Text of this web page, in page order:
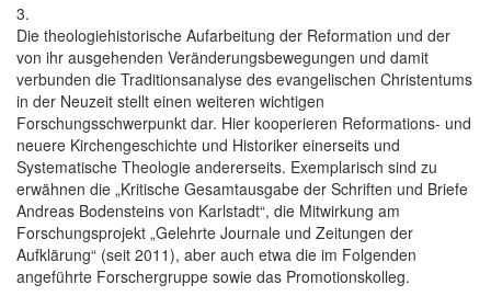
3.
Die theologiehistorische Aufarbeitung der Reformation und der
von ihr ausgehenden Veränderungsbewegungen und damit
verbunden die Traditionsanalyse des evangelischen Christentums
in der Neuzeit stellt einen weiteren wichtigen
Forschungsschwerpunkt dar. Hier kooperieren Reformations- und
neuere Kirchengeschichte und Historiker einerseits und
Systematische Theologie andererseits. Exemplarisch sind zu
erwähnen die „Kritische Gesamtausgabe der Schriften und Briefe
Andreas Bodensteins von Karlstadt“, die Mitwirkung am
Forschungsprojekt „Gelehrte Journale und Zeitungen der
Aufklärung“ (seit 2011), aber auch etwa die im Folgenden
angeführte Forschergruppe sowie das Promotionskolleg.